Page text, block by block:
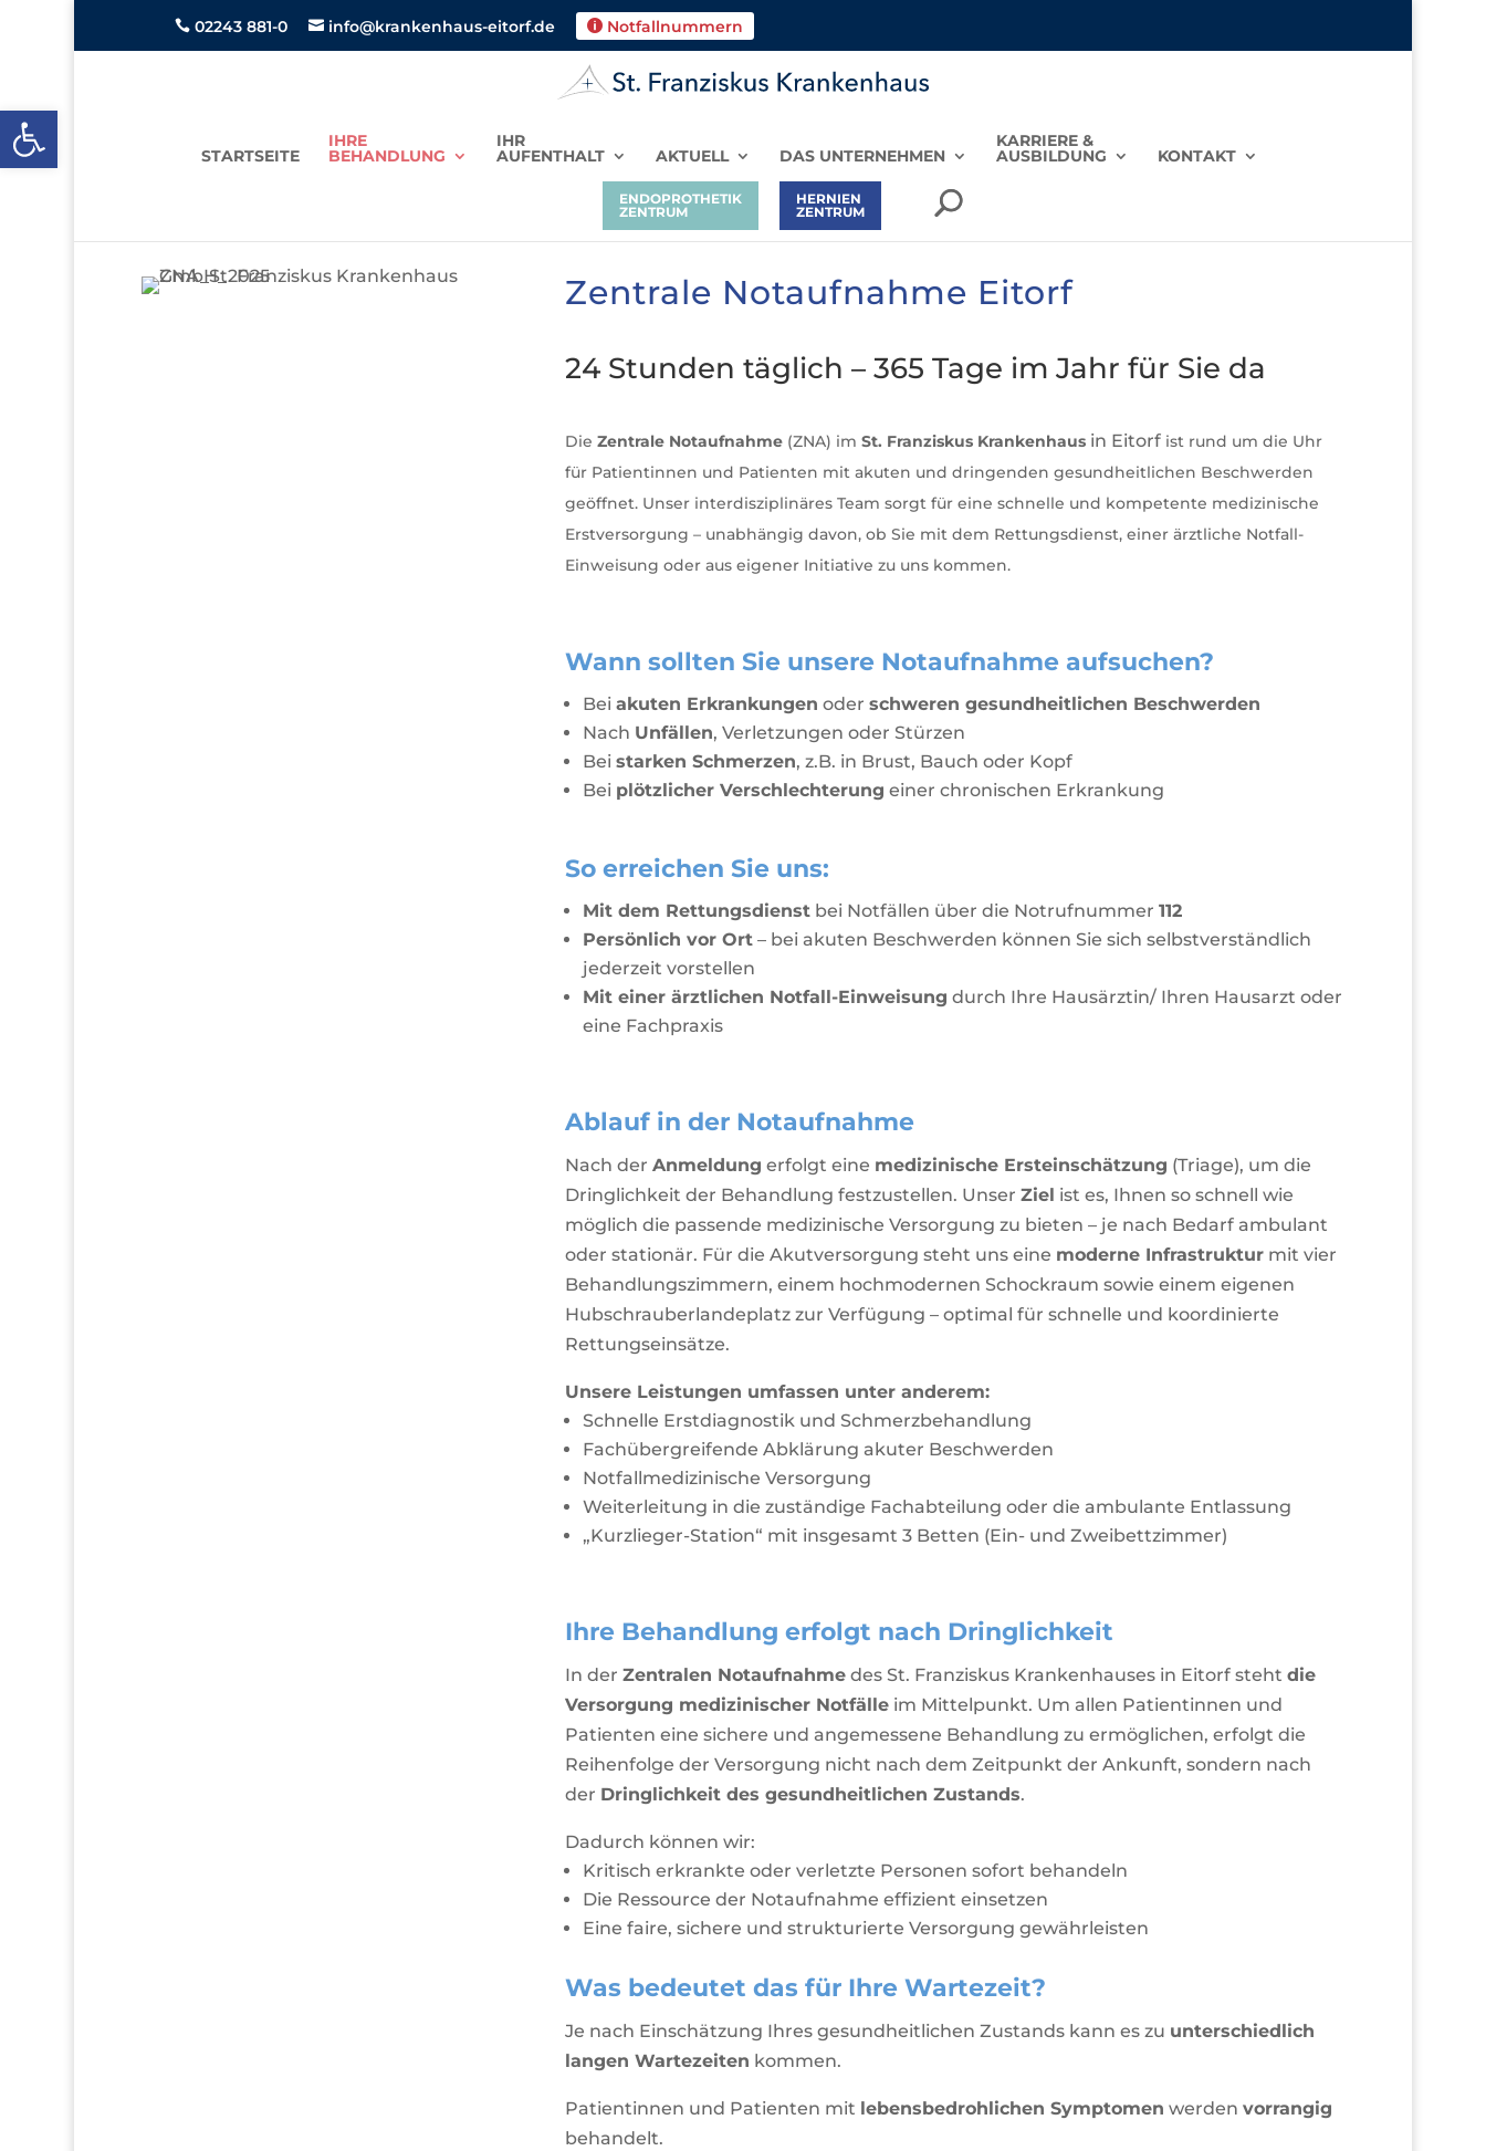
Open toolbar
02243 881-0 info@krankenhaus-eitorf.de Notfallnummern
STARTSEITE
IHRE
BEHANDLUNG
IHR
AUFENTHALT AKTUELL DAS UNTERNEHMEN
KARRIERE &
AUSBILDUNG KONTAKT
ENDOPROTHETIK
ZENTRUM
HERNIEN
ZENTRUM
Zentrale Notaufnahme Eitorf
24 Stunden täglich – 365 Tage im Jahr für Sie da
Die Zentrale Notaufnahme(ZNA) im St. Franziskus Krankenhaus in Eitorfist rund um die Uhr
für Patientinnen und Patienten mit akuten und dringenden gesundheitlichen Beschwerden
geöffnet. Unser interdisziplinäres Team sorgt für eine schnelle und kompetente medizinische
Erstversorgung – unabhängig davon, ob Sie mit dem Rettungsdienst, einer ärztliche Notfall-
Einweisung oder aus eigener Initiative zu uns kommen.
Wann sollten Sie unsere Notaufnahme aufsuchen?
Bei akuten Erkrankungen oder schweren gesundheitlichen Beschwerden
Nach Unfällen, Verletzungen oder Stürzen
Bei starken Schmerzen, z.B. in Brust, Bauch oder Kopf
Bei plötzlicher Verschlechterung einer chronischen Erkrankung
So erreichen Sie uns:
Mit dem Rettungsdienstbei Notfällen über die Notrufnummer 112
Persönlich vor Ort– bei akuten Beschwerden können Sie sich selbstverständlich
jederzeit vorstellen
Mit einer ärztlichen Notfall-Einweisung durch Ihre Hausärztin/ Ihren Hausarzt oder
eine Fachpraxis
Ablauf in der Notaufnahme
Nach der Anmeldung erfolgt eine medizinische Ersteinschätzung (Triage), um die
Dringlichkeit der Behandlung festzustellen. Unser Ziel ist es, Ihnen so schnell wie
möglich die passende medizinische Versorgung zu bieten – je nach Bedarf ambulant
oder stationär. Für die Akutversorgung steht uns eine moderne Infrastrukturmit vier
Behandlungszimmern, einem hochmodernen Schockraum sowie einem eigenen
Hubschrauberlandeplatz zur Verfügung – optimal für schnelle und koordinierte
Rettungseinsätze.
Unsere Leistungen umfassen unter anderem:
Schnelle Erstdiagnostik und Schmerzbehandlung
Fachübergreifende Abklärung akuter Beschwerden
Notfallmedizinische Versorgung
Weiterleitung in die zuständige Fachabteilung oder die ambulante Entlassung
„Kurzlieger-Station“ mit insgesamt 3 Betten (Ein- und Zweibettzimmer)
Ihre Behandlung erfolgt nach Dringlichkeit
In der Zentralen Notaufnahmedes St. Franziskus Krankenhauses in Eitorf steht die
Versorgung medizinischer Notfälleim Mittelpunkt. Um allen Patientinnen und
Patienten eine sichere und angemessene Behandlung zu ermöglichen, erfolgt die
Reihenfolge der Versorgung nicht nach dem Zeitpunkt der Ankunft, sondern nach
der Dringlichkeit des gesundheitlichen Zustands.
Dadurch können wir:
Kritisch erkrankte oder verletzte Personen sofort behandeln
Die Ressource der Notaufnahme effizient einsetzen
Eine faire, sichere und strukturierte Versorgung gewährleisten
Was bedeutet das für Ihre Wartezeit?
Je nach Einschätzung Ihres gesundheitlichen Zustands kann es zu unterschiedlich
langen Wartezeiten kommen.
Patientinnen und Patienten mit lebensbedrohlichen Symptomen werden vorrangig
behandelt.